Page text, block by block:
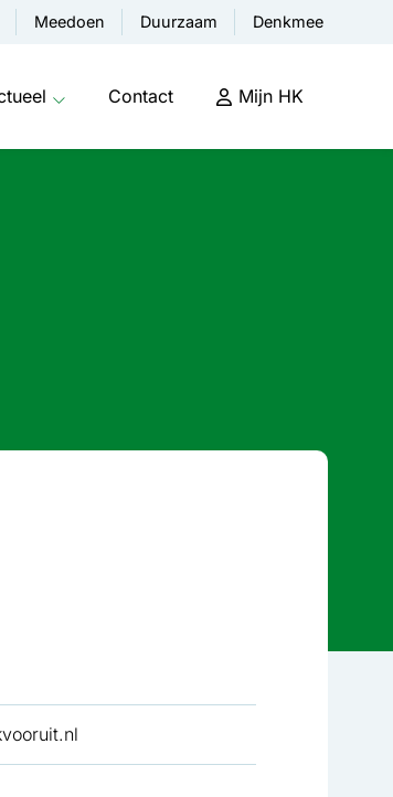
Meedoen Duurzaam Denkmee
Contact Mijn HK